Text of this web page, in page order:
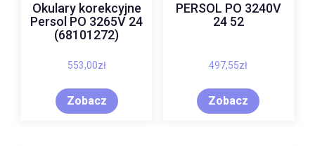
Okulary korekcyjne
Persol PO 3265V 24
(68101272)
553,00zł
Zobacz
PERSOL PO 3240V
24 52
497,55zł
Zobacz